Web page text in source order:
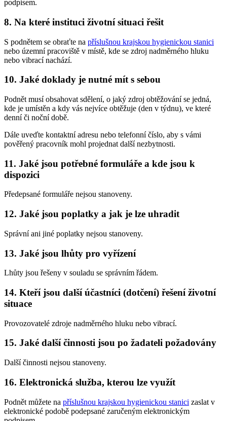
podpisem.
8. Na které instituci životní situaci řešit
S podnětem se obraťte na příslušnou krajskou hygienickou stanici
nebo územní pracoviště v místě, kde se zdroj nadměrného hluku
nebo vibrací nachází.
10. Jaké doklady je nutné mít s sebou
Podnět musí obsahovat sdělení, o jaký zdroj obtěžování se jedná,
kde je umístěn a kdy vás nejvíce obtěžuje (den v týdnu), ve které
denní či noční době.
Dále uveďte kontaktní adresu nebo telefonní číslo, aby s vámi
pověřený pracovník mohl projednat další nezbytnosti.
11. Jaké jsou potřebné formuláře a kde jsou k
dispozici
Předepsané formuláře nejsou stanoveny.
12. Jaké jsou poplatky a jak je lze uhradit
Správní ani jiné poplatky nejsou stanoveny.
13. Jaké jsou lhůty pro vyřízení
Lhůty jsou řešeny v souladu se správním řádem.
14. Kteří jsou další účastníci (dotčení) řešení životní
situace
Provozovatelé zdroje nadměrného hluku nebo vibrací.
15. Jaké další činnosti jsou po žadateli požadovány
Další činnosti nejsou stanoveny.
16. Elektronická služba, kterou lze využít
Podnět můžete na příslušnou krajskou hygienickou stanici zaslat v
elektronické podobě podepsané zaručeným elektronickým